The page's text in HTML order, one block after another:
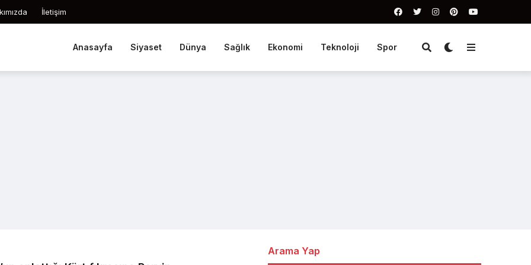
İletişim
Anasayfa Siyaset Dünya Sağlık Ekonomi Teknoloji Spor
Arama Yap